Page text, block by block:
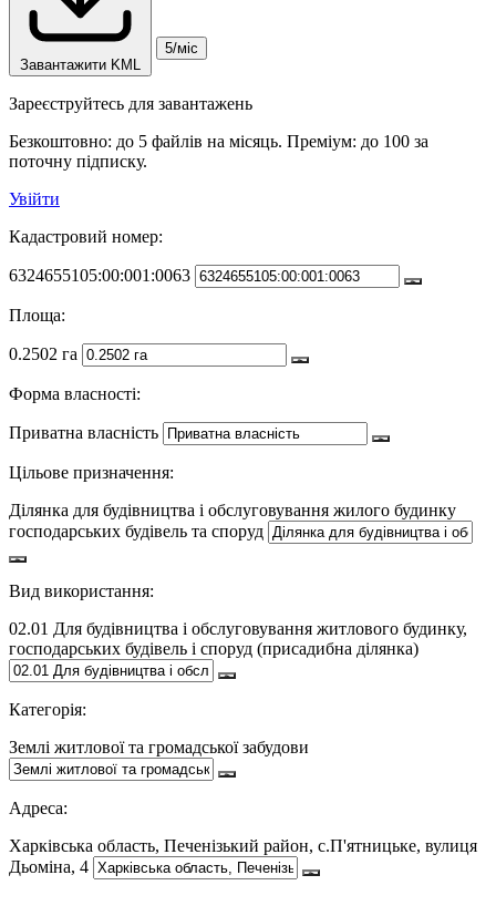
Завантажити KML
5/міс
Зареєструйтесь для завантажень
Безкоштовно: до 5 файлів на місяць. Преміум: до 100 за
поточну підписку.
Увійти
Кадастровий номер:
6324655105:00:001:0063
Площа:
0.2502 га
Форма власності:
Приватна власність
Цільове призначення:
Ділянка для будівництва і обслуговування жилого будинку
господарських будівель та споруд
Вид використання:
02.01 Для будівництва і обслуговування житлового будинку,
господарських будівель і споруд (присадибна ділянка)
Категорія:
Землі житлової та громадської забудови
Адреса:
Харківська область, Печенізький район, с.П'ятницьке, вулиця
Дьоміна, 4